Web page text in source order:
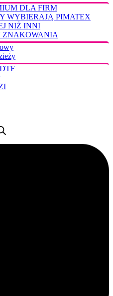
DLA FIRM
WYBIERAJĄ PIMATEX
NIŻ INNI
ZNAKOWANIA